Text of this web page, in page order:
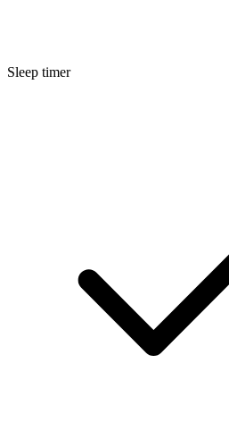
Sleep timer